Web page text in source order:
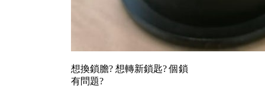
想換鎖膽? 想轉新鎖匙? 個鎖
有問題?